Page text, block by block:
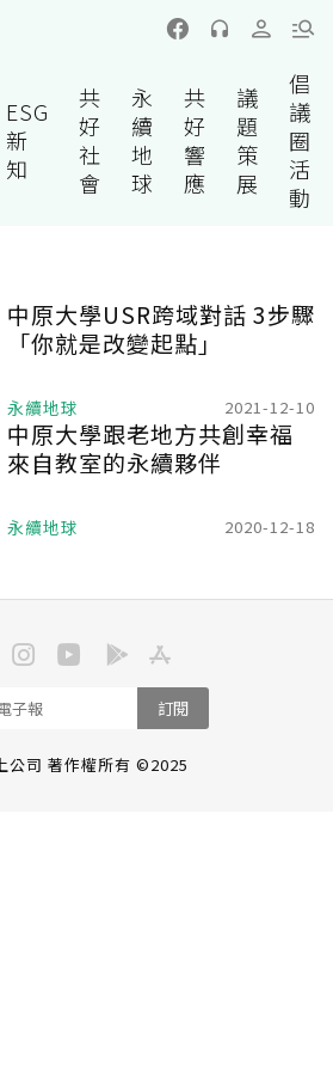
ESG
新
知
共
好
社
會
永
續
地
球
共
好
響
應
議
題
策
展
倡
議
圈
活
動
中原大學USR跨域對話 3步驟
「你就是改變起點」
永續地球 2021-12-10
中原大學跟老地方共創幸福
來自教室的永續夥伴
永續地球 2020-12-18
訂閱
公司 著作權所有 ©2025